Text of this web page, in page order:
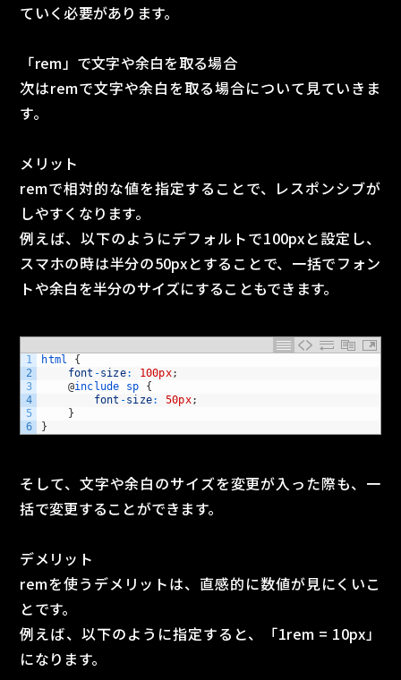
ていく必要があります。
「rem」で文字や余白を取る場合
次はremで文字や余白を取る場合について見ていきま
す。
メリット
remで相対的な値を指定することで、レスポンシブが
しやすくなります。
例えば、以下のようにデフォルトで100pxと設定し、
スマホの時は半分の50pxとすることで、一括でフォン
トや余白を半分のサイズにすることもできます。
1
2
3
4
5
6
html
{
font -size: 100px;
@include sp
{
font -size: 50px;
}
}
そして、文字や余白のサイズを変更が入った際も、一
括で変更することができます。
デメリット
remを使うデメリットは、直感的に数値が見にくいこ
とです。
例えば、以下のように指定すると、「1rem = 10px」
になります。